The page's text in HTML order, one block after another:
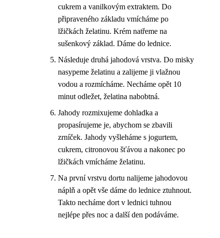
cukrem a vanilkovým extraktem. Do
připraveného základu vmícháme po
lžičkách želatinu. Krém natřeme na
sušenkový základ. Dáme do lednice.
Následuje druhá jahodová vrstva. Do misky
nasypeme želatinu a zalijeme ji vlažnou
vodou a rozmícháme. Necháme opět 10
minut odležet, želatina nabobtná.
Jahody rozmixujeme dohladka a
propasírujeme je, abychom se zbavili
zrníček. Jahody vyšleháme s jogurtem,
cukrem, citronovou šťávou a nakonec po
lžičkách vmícháme želatinu.
Na první vrstvu dortu nalijeme jahodovou
náplň a opět vše dáme do lednice ztuhnout.
Takto necháme dort v lednici tuhnou
nejlépe přes noc a další den podáváme.